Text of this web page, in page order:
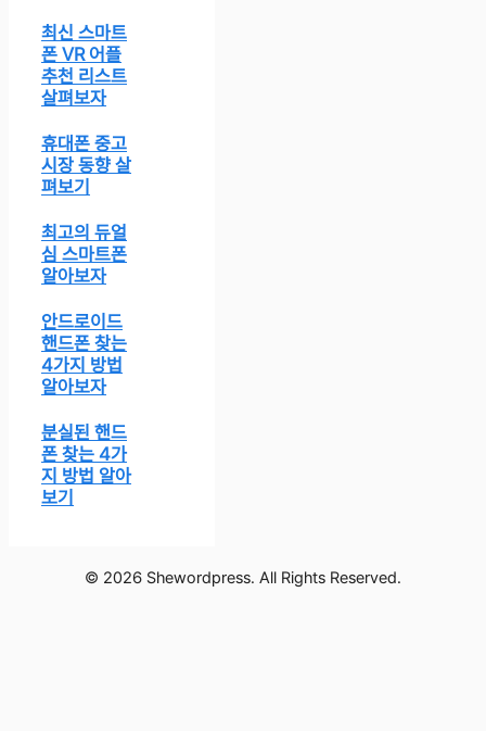
최신 스마트
폰 VR 어플
추천 리스트
살펴보자
휴대폰 중고
시장 동향 살
펴보기
최고의 듀얼
심 스마트폰
알아보자
안드로이드
핸드폰 찾는
4가지 방법
알아보자
분실된 핸드
폰 찾는 4가
지 방법 알아
보기
© 2026 Shewordpress. All Rights Reserved.